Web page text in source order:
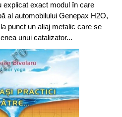
explicat exact modul în care
al automobilului Genepax H2O,
punct un aliaj metalic care se
unui catalizator...